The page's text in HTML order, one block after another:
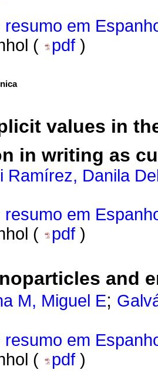
resumo em
(
pdf )
values in
in writing as
Ramírez, Danila
resumo em
(
pdf )
and
M, Miguel E;
resumo em
(
pdf )